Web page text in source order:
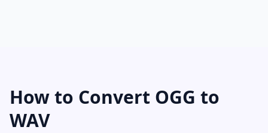
How to Convert OGG to
WAV